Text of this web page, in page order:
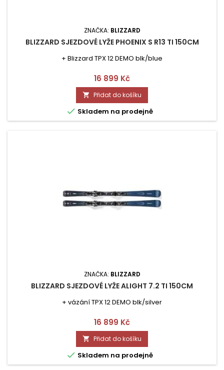
ZNAČKA: BLIZZARD
BLIZZARD SJEZDOVÉ LYŽE PHOENIX S R13 TI 150CM
+ Blizzard TPX 12 DEMO blk/blue
Cena
16 899 Kč
 Přidat do košíku
 Skladem na prodejně
ZNAČKA: BLIZZARD
BLIZZARD SJEZDOVÉ LYŽE ALIGHT 7.2 TI 150CM
+ vázání TPX 12 DEMO blk/silver
Cena
16 899 Kč
 Přidat do košíku
 Skladem na prodejně